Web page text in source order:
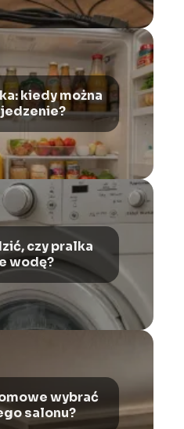
kiedy można
jedzenie?
czy pralka
wodę?
wybrać
salonu?